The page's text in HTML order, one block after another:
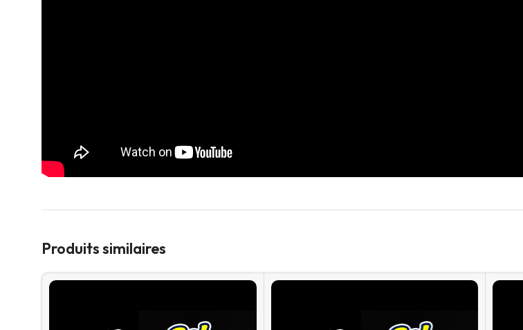
Produits similaires